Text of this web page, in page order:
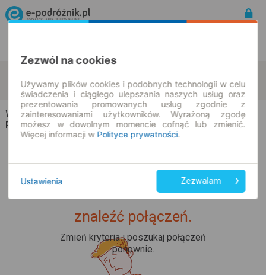
10.08.2026 | -- : --
zmień kryteria
Wiecinin → Osiek Wielki
Rozkład jazdy i bilety
Upss... Nie udało nam się
znaleźć połączeń.
Zmień kryteria i poszukaj połączeń
ponownie.
Zezwól na cookies
Używamy plików cookies i podobnych technologii w celu
świadczenia i ciągłego ulepszania naszych usług oraz
prezentowania promowanych usług zgodnie z
zainteresowaniami użytkowników. Wyrażoną zgodę
możesz w dowolnym momencie cofnąć lub zmienić.
Więcej informacji w Polityce prywatności.
Ustawienia Zezwalam